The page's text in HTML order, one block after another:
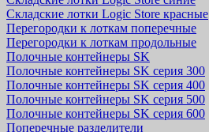
Складские лотки Logic Store красные
Перегородки к лоткам поперечные
Перегородки к лоткам продольные
Полочные контейнеры SK
Полочные контейнеры SK серия 300
Полочные контейнеры SK серия 400
Полочные контейнеры SK серия 500
Полочные контейнеры SK серия 600
Поперечные разделители